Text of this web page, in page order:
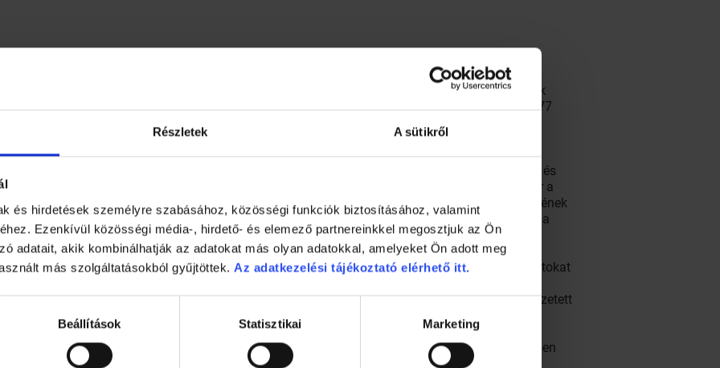
Részletek A sütikről
és hirdetések személyre szabásához, közösségi funkciók biztosításához, valamint
Ezenkívül közösségi média-, hirdető- és elemező partnereinkkel megosztjuk az Ön
adatait, akik kombinálhatják az adatokat más olyan adatokkal, amelyeket Ön adott meg
más szolgáltatásokból gyűjtöttek. Az adatkezelési tájékoztató elérhető itt.
Beállítások Statisztikai Marketing
és érrendszeri betegségek intézetének vezetője és munkatársai tanulmányukban annak jártak
kardiológiai vizsgálaton részt vevő ember vérmintáiban ellenőrizték az L-karnitin szintjét, és 77
vegetáriánusnak a vörös húsokban és a tejtermékekben megtalálható L-karnitinban gazdag
elfogyasztása növelte a vér TMAO-szintjét, ami megváltoztatja a koleszterin-anyagcserét és
így felhalmozódik az artériák falán. L-karnitint tartalmazó étrend-kiegészítő fogyasztásakor a
TMAO keletkezett a vérben, mint a húsevőknél. A húsevők és a nem húsevők székletének
nagyon különböző baktériumok vannak. Hazen szerint a rendszeres húsevés serkenti annak a
L-karnitint trimetilamin-N-oxiddá alakítja.
egérkísérleteket is végeztek, amelyekben L-karnitinban gazdag diétának vetették alá az állatokat
találták, hogy az ilyen étrend kétszeresére növelte az érszűkület kialakulását. A másik
állományát antibiotikumos kezeléssel csökkentették, az L-karnitinban gazdag diéta nem vezetett
amely igen fontos szerepet játszik a szervezet zsíranyagcseréjében. Ez az anyag a természetben
marha-, a bárány-, a kacsa- és a disznóhúsban is – megtalálható. Étrend-kiegészítőként is